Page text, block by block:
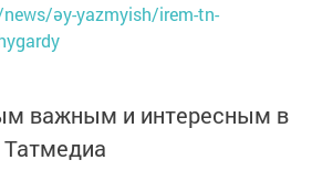
әy-yazmyish/irem-tn-
важным и интересным в
Татмедиа